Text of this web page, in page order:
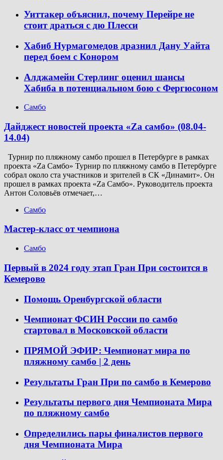
Уиттакер объяснил, почему Перейре не
стоит драться с дю Плесси
Хабиб Нурмагомедов дразнил Дану Уайта
перед боем с Конором
Алджамейн Стерлинг оценил шансы
Хабиба в потенциальном бою с Фергюсоном
Самбо
Дайджест новостей проекта «Zа самбо» (08.04-
14.04)
Турнир по пляжному самбо прошел в Петербурге в рамках
проекта «Za Самбо» Турнир по пляжному самбо в Петербурге
собрал около ста участников и зрителей в СК «Динамит». Он
прошел в рамках проекта «Za Самбо». Руководитель проекта
Антон Соловьёв отмечает,…
Самбо
Мастер-класс от чемпиона
Самбо
Первый в 2024 году этап Гран При состоится в
Кемерово
Помощь Оренбургской области
Чемпионат ФСИН России по самбо
стартовал в Московской области
ПРЯМОЙ ЭФИР: Чемпионат мира по
пляжному самбо | 2 день
Результаты Гран При по самбо в Кемерово
Результаты первого дня Чемпионата Мира
по пляжному самбо
Определились пары финалистов первого
дня Чемпионата Мира